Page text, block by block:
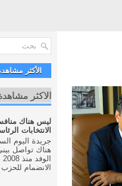
الأكثر
الاكثر
ليس هناك
الانتخابات
هناك تواصل
الانضمام للحزب في 2009